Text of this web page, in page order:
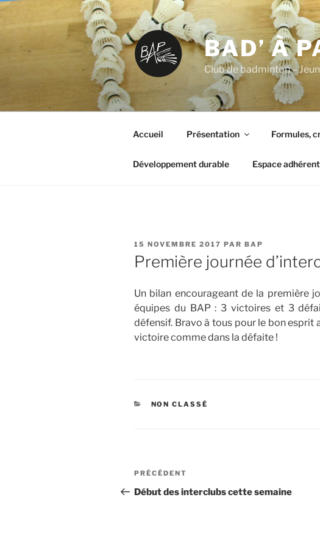
Aller
principal
BAD’ À
Club de badminton –
Accueil Présentation Formules,
Développement durable Espace
PUBLIÉ
LE
15 NOVEMBRE 2017 PAR BAP
Première journée
Un bilan encourageant de la première
équipes du BAP : 3 victoires et 3
défensif. Bravo à tous pour le bon esprit
victoire comme dans la défaite !
CATÉGORIES
NON CLASSÉ
Navigation
de
Article
précédent
PRÉCÉDENT
Début des interclubs cette semaine